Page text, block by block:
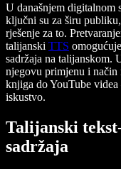
U današnjem digitalnom
ključni su za širu
rješenje za to.
talijanski TTS
sadržaja na talijanskom.
njegovu primjenu i način
knjiga do YouTube
iskustvo.
Talijanski
sadržaja